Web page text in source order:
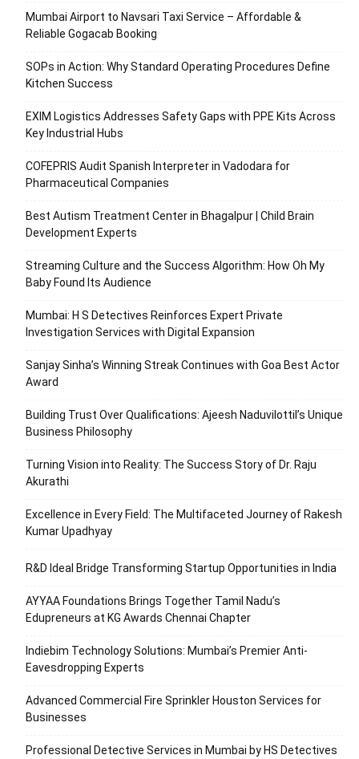
Mumbai Airport to Navsari Taxi Service – Affordable &
Reliable Gogacab Booking
SOPs in Action: Why Standard Operating Procedures Define
Kitchen Success
EXIM Logistics Addresses Safety Gaps with PPE Kits Across
Key Industrial Hubs
COFEPRIS Audit Spanish Interpreter in Vadodara for
Pharmaceutical Companies
Best Autism Treatment Center in Bhagalpur | Child Brain
Development Experts
Streaming Culture and the Success Algorithm: How Oh My
Baby Found Its Audience
Mumbai: H S Detectives Reinforces Expert Private
Investigation Services with Digital Expansion
Sanjay Sinha’s Winning Streak Continues with Goa Best Actor
Award
Building Trust Over Qualifications: Ajeesh Naduvilottil’s Unique
Business Philosophy
Turning Vision into Reality: The Success Story of Dr. Raju
Akurathi
Excellence in Every Field: The Multifaceted Journey of Rakesh
Kumar Upadhyay
R&D Ideal Bridge Transforming Startup Opportunities in India
AYYAA Foundations Brings Together Tamil Nadu’s
Edupreneurs at KG Awards Chennai Chapter
Indiebim Technology Solutions: Mumbai’s Premier Anti-
Eavesdropping Experts
Advanced Commercial Fire Sprinkler Houston Services for
Businesses
Professional Detective Services in Mumbai by HS Detectives